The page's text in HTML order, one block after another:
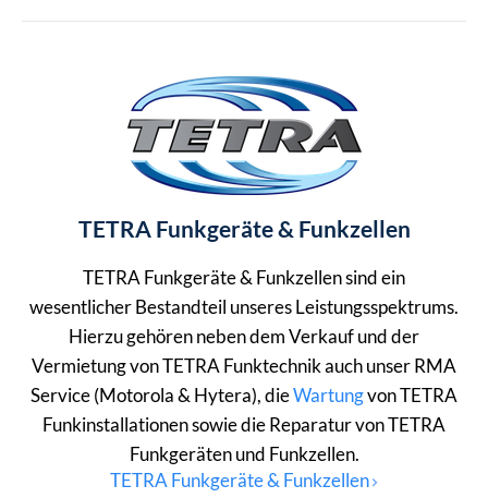
TETRA Funkgeräte & Funkzellen
TETRA Funkgeräte & Funkzellen sind ein
wesentlicher Bestandteil unseres Leistungsspektrums.
Hierzu gehören neben dem Verkauf und der
Vermietung von TETRA Funktechnik auch unser RMA
Service (Motorola & Hytera), dieWartungvon TETRA
Funkinstallationen sowie die Reparatur von TETRA
Funkgeräten und Funkzellen.
TETRA Funkgeräte & Funkzellen